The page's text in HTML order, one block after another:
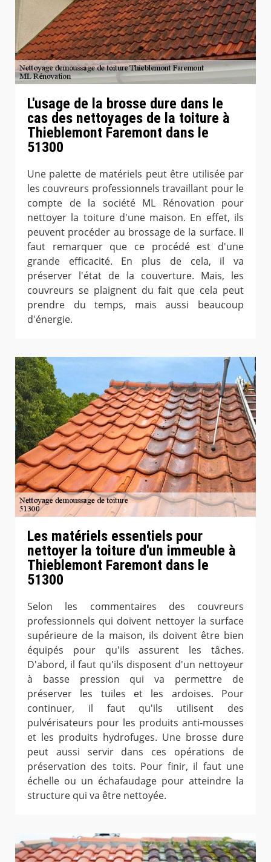
L'usage de la brosse dure dans le
cas des nettoyages de la toiture à
Thieblemont Faremont dans le
51300
Une palette de matériels peut être utilisée par
les couvreurs professionnels travaillant pour le
compte de la société ML Rénovation pour
nettoyer la toiture d'une maison. En effet, ils
peuvent procéder au brossage de la surface. Il
faut remarquer que ce procédé est d'une
grande efficacité. En plus de cela, il va
préserver l'état de la couverture. Mais, les
couvreurs se plaignent du fait que cela peut
prendre du temps, mais aussi beaucoup
d'énergie.
Les matériels essentiels pour
nettoyer la toiture d'un immeuble à
Thieblemont Faremont dans le
51300
Selon les commentaires des couvreurs
professionnels qui doivent nettoyer la surface
supérieure de la maison, ils doivent être bien
équipés pour qu'ils assurent les tâches.
D'abord, il faut qu'ils disposent d'un nettoyeur
à basse pression qui va permettre de
préserver les tuiles et les ardoises. Pour
continuer, il faut qu'ils utilisent des
pulvérisateurs pour les produits anti-mousses
et les produits hydrofuges. Une brosse dure
peut aussi servir dans ces opérations de
préservation des toits. Pour finir, il faut une
échelle ou un échafaudage pour atteindre la
structure qui va être nettoyée.